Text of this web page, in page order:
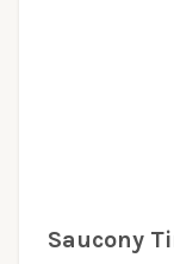
Saucony